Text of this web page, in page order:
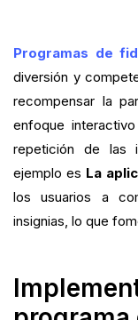
Programas de
diversión y
recompensar la
enfoque
repetición de las
ejemplo es La
los usuarios a
insignias, lo que